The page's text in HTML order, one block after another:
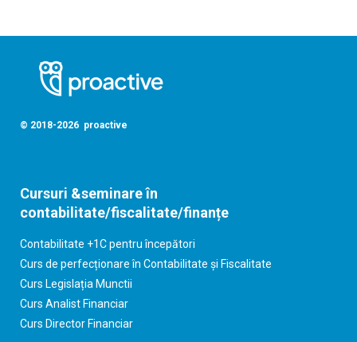
© 2018-2026 proactive
Cursuri &seminare în
contabilitate/fiscalitate/finanțe
Contabilitate +1C pentru începători
Curs de perfecționare în Contabilitate și Fiscalitate
Curs Legislația Munctii
Curs Analist Financiar
Curs Director Financiar